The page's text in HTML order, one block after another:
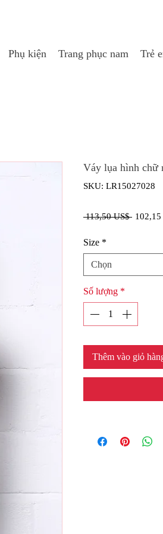
Phụ kiện Trang phục nam Trẻ
Váy lụa hình chữ
SKU: LR15027028
113,50 US$ Giá
102,15
Size *
Chọn
Số lượng *
Thêm vào giỏ